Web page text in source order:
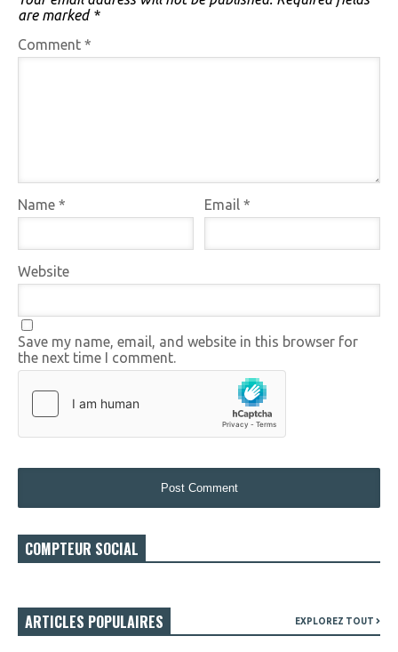
are marked *
Comment *
Name * Email*
Website
Save my name, email, and website in this browser for
the next time I comment.
COMPTEUR SOCIAL
ARTICLES POPULAIRES EXPLOREZ TOUT